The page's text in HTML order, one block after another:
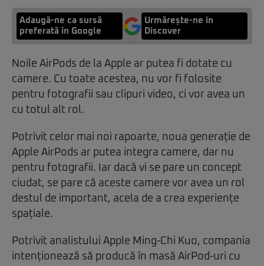
Adaugă-ne ca sursă
preferată în Google
Urmărește-ne in
Discover
Noile AirPods de la Apple ar putea fi dotate cu
camere. Cu toate acestea, nu vor fi folosite
pentru fotografii sau clipuri video, ci vor avea un
cu totul alt rol.
Potrivit celor mai noi rapoarte, noua generație de
Apple AirPods ar putea integra camere, dar nu
pentru fotografii. Iar dacă vi se pare un concept
ciudat, se pare că aceste camere vor avea un rol
destul de important, acela de a crea experiențe
spațiale.
Potrivit analistului Apple Ming-Chi Kuo, compania
intenționează să producă în masă AirPod-uri cu